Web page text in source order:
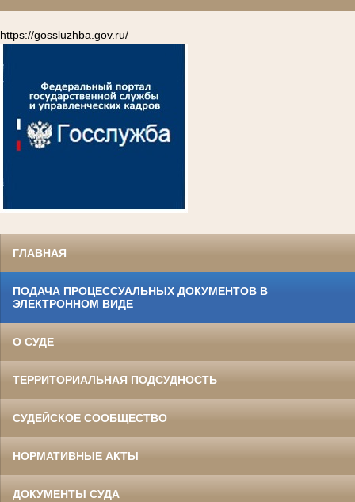
https://gossluzhba.gov.ru/
ГЛАВНАЯ
ПОДАЧА ПРОЦЕССУАЛЬНЫХ ДОКУМЕНТОВ В
ЭЛЕКТРОННОМ ВИДЕ
О СУДЕ
ТЕРРИТОРИАЛЬНАЯ ПОДСУДНОСТЬ
СУДЕЙСКОЕ СООБЩЕСТВО
НОРМАТИВНЫЕ АКТЫ
ДОКУМЕНТЫ СУДА